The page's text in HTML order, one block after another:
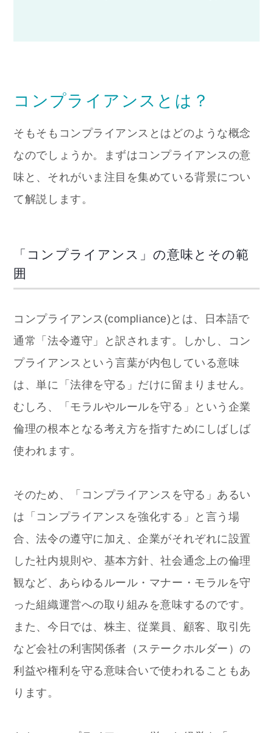
コンプライアンスとは？
そもそもコンプライアンスとはどのような概念
なのでしょうか。まずはコンプライアンスの意
味と、それがいま注目を集めている背景につい
て解説します。
「コンプライアンス」の意味とその範
囲
コンプライアンス(compliance)とは、日本語で
通常「法令遵守」と訳されます。しかし、コン
プライアンスという言葉が内包している意味
は、単に「法律を守る」だけに留まりません。
むしろ、「モラルやルールを守る」という企業
倫理の根本となる考え方を指すためにしばしば
使われます。
そのため、「コンプライアンスを守る」あるい
は「コンプライアンスを強化する」と言う場
合、法令の遵守に加え、企業がそれぞれに設置
した社内規則や、基本方針、社会通念上の倫理
観など、あらゆるルール・マナー・モラルを守
った組織運営への取り組みを意味するのです。
また、今日では、株主、従業員、顧客、取引先
など会社の利害関係者（ステークホルダー）の
利益や権利を守る意味合いで使われることもあ
ります。